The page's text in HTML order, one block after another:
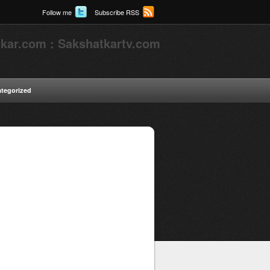
Follow me Subscribe RSS
: Sakshatkartv.com